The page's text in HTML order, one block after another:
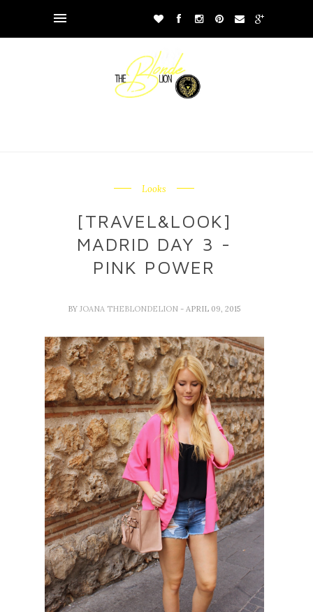
Looks
[TRAVEL&LOOK]
MADRID DAY 3 -
PINK POWER
BYJOANA THEBLONDELION - APRIL 09, 2015